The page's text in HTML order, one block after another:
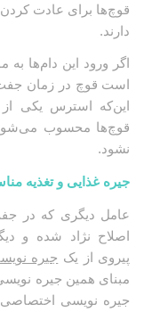
قوچ‌ها برای عادت کردن
دارند.
اگر ورود این دام‌ها
است قوچ در زمان
این‌که استرس یکی از
قوچ‌ها محسوب
نشود.
جیره غذایی و تغذیه
عامل دیگری که در
اصلاح نژاد شده و
پیروی از یک جیره
مبنای همین جیره
جیره نویسی اختصاصی